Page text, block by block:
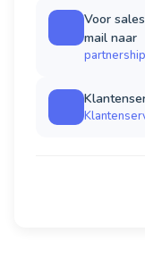
Voor
mail naar